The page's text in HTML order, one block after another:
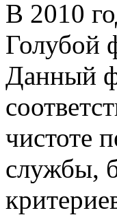
В 2010
Голубой
Данный
чистоте
службы,